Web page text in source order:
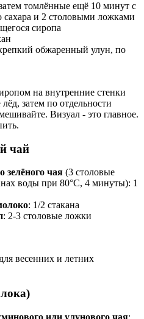
томлённые ещё 10 минут с
сахара и 2 столовыми ложками
сиропа
обжаренный улун, по
на внутренние стенки
затем по отдельности
Визуал - это главное.
чай
зелёного чая (3 столовые
воды при 80°C, 4 минуты): 1
: 1/2 стакана
: 2-3 столовые ложки
весенних и летних
или улунового чая: